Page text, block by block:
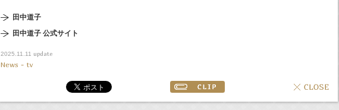
田中道子
田中道子 公式サイト
2025.11.11 update
News - tv